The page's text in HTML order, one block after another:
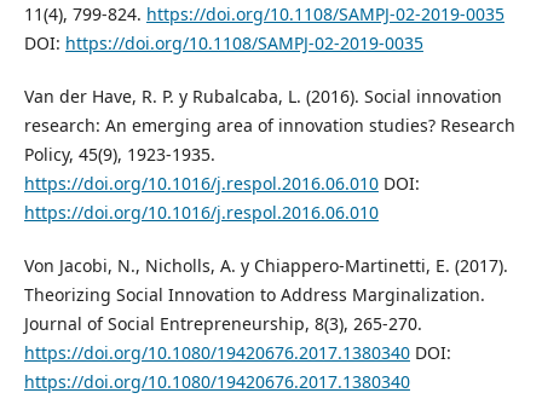
11(4), 799-824. https://doi.org/10.1108/SAMPJ-02-2019-0035
DOI: https://doi.org/10.1108/SAMPJ-02-2019-0035
Van der Have, R. P. y Rubalcaba, L. (2016). Social innovation
research: An emerging area of innovation studies? Research
Policy, 45(9), 1923-1935.
https://doi.org/10.1016/j.respol.2016.06.010DOI:
https://doi.org/10.1016/j.respol.2016.06.010
Von Jacobi, N., Nicholls, A. y Chiappero-Martinetti, E. (2017).
Theorizing Social Innovation to Address Marginalization.
Journal of Social Entrepreneurship, 8(3), 265-270.
https://doi.org/10.1080/19420676.2017.1380340DOI:
https://doi.org/10.1080/19420676.2017.1380340